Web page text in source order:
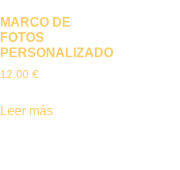
MARCO DE
FOTOS
PERSONALIZADO
12,00 €
Leer más